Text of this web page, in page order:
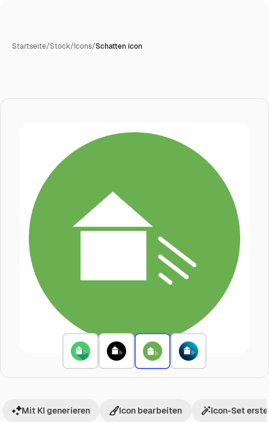
Startseite/Stock/Icons/Schatten icon
Mit KI generieren Icon bearbeiten Icon-Set